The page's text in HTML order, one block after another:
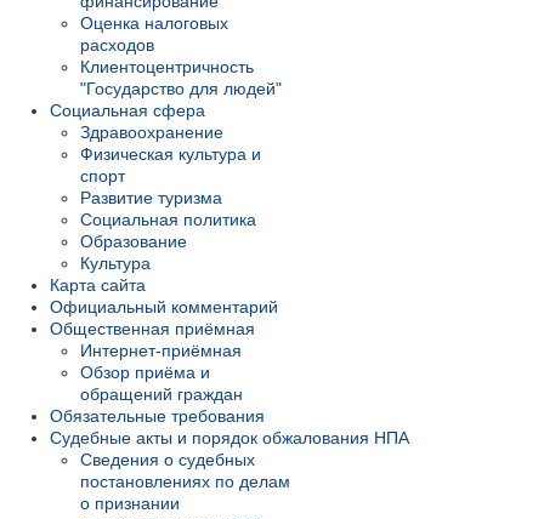
Оценка налоговых
расходов
Клиентоцентричность
"Государство для людей"
Социальная сфера
Здравоохранение
Физическая культура и
спорт
Развитие туризма
Социальная политика
Образование
Культура
Карта сайта
Официальный комментарий
Общественная приёмная
Интернет-приёмная
Обзор приёма и
обращений граждан
Обязательные требования
Судебные акты и порядок обжалования НПА
Сведения о судебных
постановлениях по делам
о признании